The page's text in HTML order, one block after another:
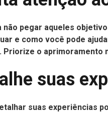
não pegar aqueles
e como você pode
Priorize o aprimoramento
suas
suas experiências